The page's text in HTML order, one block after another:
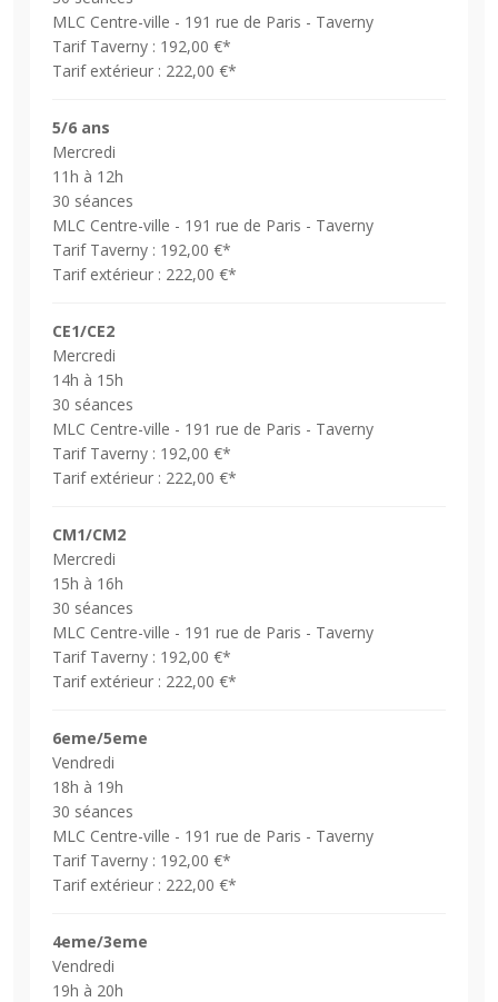
MLC Centre-ville - 191 rue de Paris - Taverny
Tarif Taverny : 192,00 €*
Tarif extérieur : 222,00 €*
5/6 ans
Mercredi
11h à 12h
30 séances
MLC Centre-ville - 191 rue de Paris - Taverny
Tarif Taverny : 192,00 €*
Tarif extérieur : 222,00 €*
CE1/CE2
Mercredi
14h à 15h
30 séances
MLC Centre-ville - 191 rue de Paris - Taverny
Tarif Taverny : 192,00 €*
Tarif extérieur : 222,00 €*
CM1/CM2
Mercredi
15h à 16h
30 séances
MLC Centre-ville - 191 rue de Paris - Taverny
Tarif Taverny : 192,00 €*
Tarif extérieur : 222,00 €*
6eme/5eme
Vendredi
18h à 19h
30 séances
MLC Centre-ville - 191 rue de Paris - Taverny
Tarif Taverny : 192,00 €*
Tarif extérieur : 222,00 €*
4eme/3eme
Vendredi
19h à 20h